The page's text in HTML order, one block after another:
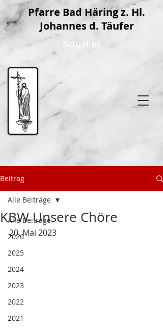
Pfarre Bad Häring z. Hl.
Johannes d. Täufer
Aktuelles
Beitrag
Alle Beiträge
2026
2025
2024
2023
2022
2021
Alle Beiträge
KBW Unsere Chöre
20. Mai 2023